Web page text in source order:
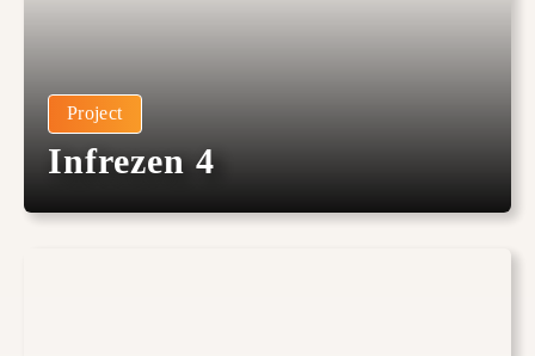
Project
Infrezen 4